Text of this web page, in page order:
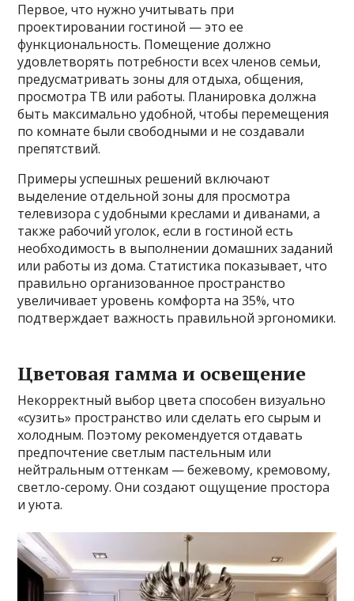
Первое, что нужно учитывать при
проектировании гостиной — это ее
функциональность. Помещение должно
удовлетворять потребности всех членов семьи,
предусматривать зоны для отдыха, общения,
просмотра ТВ или работы. Планировка должна
быть максимально удобной, чтобы перемещения
по комнате были свободными и не создавали
препятствий.
Примеры успешных решений включают
выделение отдельной зоны для просмотра
телевизора с удобными креслами и диванами, а
также рабочий уголок, если в гостиной есть
необходимость в выполнении домашних заданий
или работы из дома. Статистика показывает, что
правильно организованное пространство
увеличивает уровень комфорта на 35%, что
подтверждает важность правильной эргономики.
Цветовая гамма и освещение
Некорректный выбор цвета способен визуально
«сузить» пространство или сделать его сырым и
холодным. Поэтому рекомендуется отдавать
предпочтение светлым пастельным или
нейтральным оттенкам — бежевому, кремовому,
светло-серому. Они создают ощущение простора
и уюта.